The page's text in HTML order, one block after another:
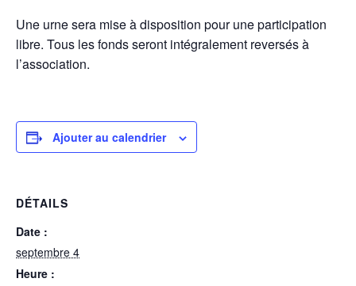
Une urne sera mise à disposition pour une participation
libre. Tous les fonds seront intégralement reversés à
l’association.
Ajouter au calendrier
DÉTAILS
Date :
septembre 4
Heure :